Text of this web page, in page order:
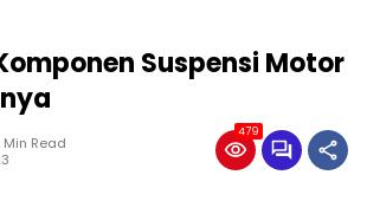
Suspensi Motor
Min Read
479